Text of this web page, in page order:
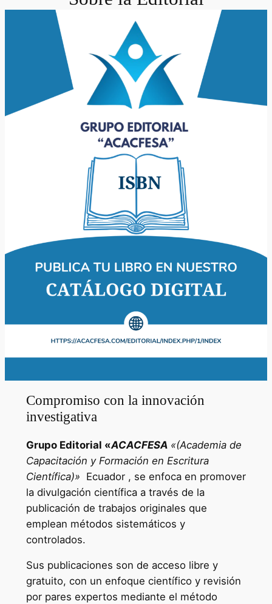
Compromiso con la innovación
investigativa
Grupo Editorial «ACACFESA «(Academia de
Capacitación y Formación en Escritura
Científica)» Ecuador , se enfoca en promover
la divulgación científica a través de la
publicación de trabajos originales que
emplean métodos sistemáticos y
controlados.
Sus publicaciones son de acceso libre y
gratuito, con un enfoque científico y revisión
por pares expertos mediante el método